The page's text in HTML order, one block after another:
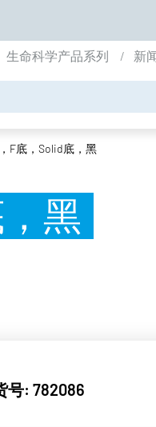
生命科学产品系列 新
F底，Solid底，黑
黑
号: 782086